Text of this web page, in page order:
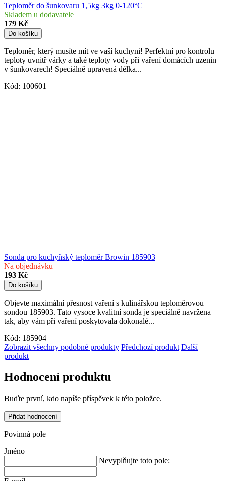
Teploměr do šunkovaru 1,5kg 3kg 0-120°C
Skladem u dodavatele
179 Kč
Do košíku
Teploměr, který musíte mít ve vaší kuchyni! Perfektní pro kontrolu
teploty uvnitř várky a také teploty vody při vaření domácích uzenin
v šunkovarech! Speciálně upravená délka...
Kód: 100601
Sonda pro kuchyňský teploměr Browin 185903
Na objednávku
193 Kč
Do košíku
Objevte maximální přesnost vaření s kulinářskou teploměrovou
sondou 185903. Tato vysoce kvalitní sonda je speciálně navržena
tak, aby vám při vaření poskytovala dokonalé...
Kód: 185904
Zobrazit všechny podobné produkty Předchozí produkt Další
produkt
Hodnocení produktu
Buďte první, kdo napíše příspěvek k této položce.
Přidat hodnocení
Povinná pole
Jméno
Nevyplňujte toto pole: